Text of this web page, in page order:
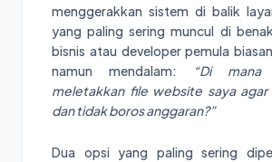
menggerakkan sistem di balik
yang paling sering muncul di
bisnis atau developer pemula
namun mendalam:
“Di mana
meletakkan file website saya
dan tidak boros anggaran?”
Dua opsi yang paling sering